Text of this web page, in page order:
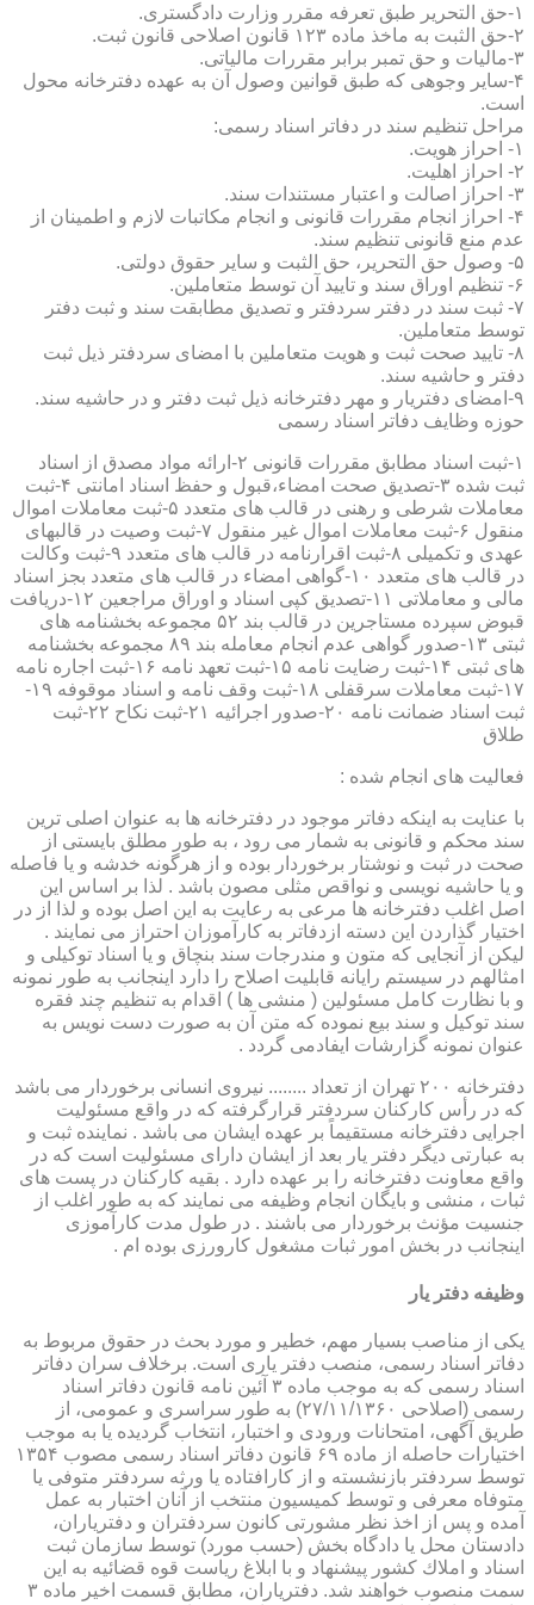
۱-حق التحریر طبق تعرفه مقرر وزارت دادگستری.
۲-حق الثبت به ماخذ ماده ۱۲۳ قانون اصلاحی قانون ثبت.
۳-مالیات و حق تمبر برابر مقررات مالیاتی.
۴-سایر وجوهی که طبق قوانین وصول آن به عهده دفترخانه محول
است.
مراحل تنظیم سند در دفاتر اسناد رسمی:
۱- احراز هویت.
۲- احراز اهلیت.
۳- احراز اصالت و اعتبار مستندات سند.
۴- احراز انجام مقررات قانونی و انجام مکاتبات لازم و اطمینان از
عدم منع قانونی تنظیم سند.
۵- وصول حق التحریر، حق الثبت و سایر حقوق دولتی.
۶- تنظیم اوراق سند و تایید آن توسط متعاملین.
۷- ثبت سند در دفتر سردفتر و تصدیق مطابقت سند و ثبت دفتر
توسط متعاملین.
۸- تایید صحت ثبت و هویت متعاملین با امضای سردفتر ذیل ثبت
دفتر و حاشیه سند.
۹-امضای دفتریار و مهر دفترخانه ذیل ثبت دفتر و در حاشیه سند.
حوزه وظایف دفاتر اسناد رسمی
۱-ثبت اسناد مطابق مقررات قانونی ۲-ارائه مواد مصدق از اسناد
ثبت شده ۳-تصدیق صحت امضاء،قبول و حفظ اسناد امانتی ۴-ثبت
معاملات شرطی و رهنی در قالب های متعدد ۵-ثبت معاملات اموال
منقول ۶-ثبت معاملات اموال غیر منقول ۷-ثبت وصیت در قالبهای
عهدی و تکمیلی ۸-ثبت اقرارنامه در قالب های متعدد ۹-ثبت وکالت
در قالب های متعدد ۱۰-گواهی امضاء در قالب های متعدد بجز اسناد
مالی و معاملاتی ۱۱-تصدیق کپی اسناد و اوراق مراجعین ۱۲-دریافت
قبوض سپرده مستاجرین در قالب بند ۵۲ مجموعه بخشنامه های
ثبتی ۱۳-صدور گواهی عدم انجام معامله بند ۸۹ مجموعه بخشنامه
های ثبتی ۱۴-ثبت رضایت نامه ۱۵-ثبت تعهد نامه ۱۶-ثبت اجاره نامه
۱۷-ثبت معاملات سرقفلی ۱۸-ثبت وقف نامه و اسناد موقوفه ۱۹-
ثبت اسناد ضمانت نامه ۲۰-صدور اجرائیه ۲۱-ثبت نکاح ۲۲-ثبت
طلاق
فعالیت های انجام شده :
با عنایت به اینکه دفاتر موجود در دفترخانه ها به عنوان اصلی ترین
سند محکم و قانونی به شمار می رود ، به طور مطلق بایستی از
صحت در ثبت و نوشتار برخوردار بوده و از هرگونه خدشه و یا فاصله
و یا حاشیه نویسی و نواقص مثلی مصون باشد . لذا بر اساس این
اصل اغلب دفترخانه ها مرعی به رعایت به این اصل بوده و لذا از در
اختیار گذاردن این دسته ازدفاتر به کارآموزان احتراز می نمایند .
لیکن از آنجایی که متون و مندرجات سند بنچاق و یا اسناد توکیلی و
امثالهم در سیستم رایانه قابلیت اصلاح را دارد اینجانب به طور نمونه
و با نظارت کامل مسئولین ( منشی ها ) اقدام به تنظیم چند فقره
سند توکیل و سند بیع نموده که متن آن به صورت دست نویس به
عنوان نمونه گزارشات ایفادمی گردد .
دفترخانه ۲۰۰ تهران از تعداد ........ نیروی انسانی برخوردار می باشد
که در رأس کارکنان سردفتر قرارگرفته که در واقع مسئولیت
اجرایی دفترخانه مستقیماً بر عهده ایشان می باشد . نماینده ثبت و
به عبارتی دیگر دفتر یار بعد از ایشان دارای مسئولیت است که در
واقع معاونت دفترخانه را بر عهده دارد . بقیه کارکنان در پست های
ثبات ، منشی و بایگان انجام وظیفه می نمایند که به طور اغلب از
جنسیت مؤنث برخوردار می باشند . در طول مدت کارآموزی
اینجانب در بخش امور ثبات مشغول کارورزی بوده ام .
وظیفه دفتر یار
یكی از مناصب بسیار مهم، خطیر و مورد بحث در حقوق مربوط به
دفاتر اسناد رسمی، منصب دفتر یاری است. برخلاف سران دفاتر
اسناد رسمی كه به موجب ماده ۳ آئین نامه قانون دفاتر اسناد
رسمی (اصلاحی ۲۷/۱۱/۱۳۶۰) به طور سراسری و عمومی، از
طریق آگهی، امتحانات ورودی و اختبار، انتخاب گردیده یا به موجب
اختیارات حاصله از ماده ۶۹ قانون دفاتر اسناد رسمی مصوب ۱۳۵۴
توسط سردفتر بازنشسته و از كارافتاده یا ورثه سردفتر متوفی یا
متوفاه معرفی و توسط كمیسیون منتخب از آنان اختبار به عمل
آمده و پس از اخذ نظر مشورتی كانون سردفتران و دفتریاران،
دادستان محل یا دادگاه بخش (حسب مورد) توسط سازمان ثبت
اسناد و املاك كشور پیشنهاد و با ابلاغ ریاست قوه قضائیه به این
سمت منصوب خواهند شد. دفتریاران، مطابق قسمت اخیر ماده ۳